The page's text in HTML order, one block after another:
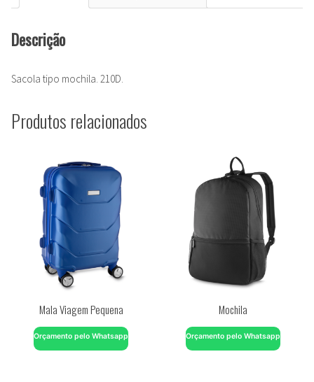
Descrição
Sacola tipo mochila. 210D.
Produtos relacionados
Mala Viagem Pequena
Orçamento pelo Whatsapp
Mochila
Orçamento pelo Whatsapp